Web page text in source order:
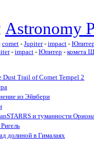
Astronomy
comet - Jupiter- impact -
- impact - Юпитер - комета
Trail of Comet Tempel 2
из Эйвбери
и туманности
долиной в Гималаях